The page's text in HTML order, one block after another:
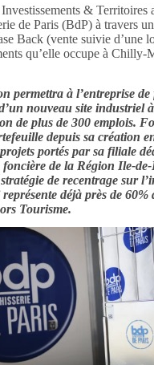
& Territoires
de Paris (BdP) à travers
Back (vente suivie d’une
qu’elle occupe à Chilly-
permettra à l’entreprise
nouveau site industriel
de plus de 300 emplois.
depuis sa création
portés par sa filiale
foncière de la Région Ile-
de recentrage sur
déjà près de 60%
Tourisme.